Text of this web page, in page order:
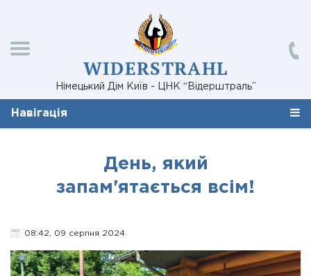
WIDERSTRAHL
Німецький Дім Київ - ЦНК “Відерштраль”
Навігація
День, який
запам'ятається всім!
08:42, 09 серпня 2024